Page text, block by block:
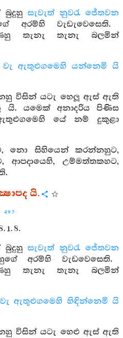
බුදුහුසැවැත් නුවරැ ජේතවන
අරම්හි වැඩැවෙසෙති.
තැනැ තැනැ බලමින්
ඇතුළුගමෙහි යන්නෙමි යි
විසින් යටැ හෙලූ ඇස් ඇති
යි. යමෙක් අනාදරිය පිණිස
යේ නම් දුකුළා
නො සිහියෙන් කරන්නහුට,
උම්මත්තකහට,
යි.
495
1. 8.
බුදුහුසැවැත් නුවරැ ජේතවන
අරම්හි වැඩවෙසෙති.
තැනැ තැනැ බලමින්
ඇතුළුගමෙහි හිඳින්නෙමි යි
විසින් යටැ හෙළු ඇස් ඇති